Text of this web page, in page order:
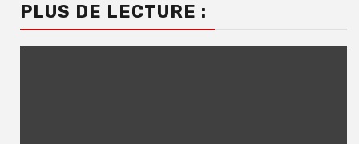
PLUS DE LECTURE :